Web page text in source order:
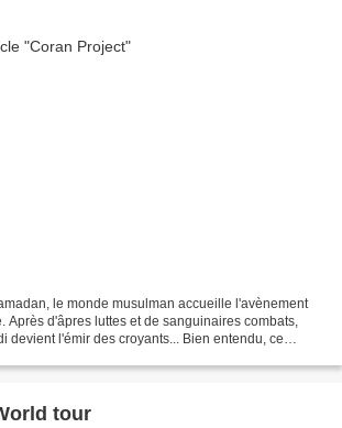
le monde musulman accueille l'avènement
Après d'âpres luttes et de sanguinaires combats,
devient l'émir des croyants... Bien entendu, ce
tour